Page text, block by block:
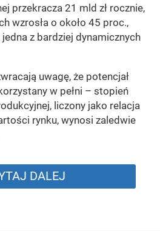
przekracza 21 mld zł rocznie,
wzrosła o około 45 proc.,
z bardziej dynamicznych
uwagę, że potencjał
w pełni – stopień
liczony jako relacja
rynku, wynosi zaledwie
DALEJ